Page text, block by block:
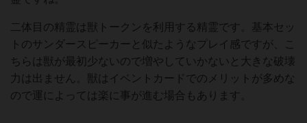
二体目の精霊は獣トークンを利用する精霊です。基本セッ
トのサンダースピーカーと似たようなプレイ感ですが、こ
ちらは獣が最初少ないので増やしていかないと大きな破壊
力は出ません。獣はイベントカードでのメリットが多めな
ので運によっては楽に事が進む場合もあります。